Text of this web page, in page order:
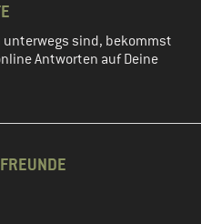
unterwegs sind, bekommst
Antworten auf Deine